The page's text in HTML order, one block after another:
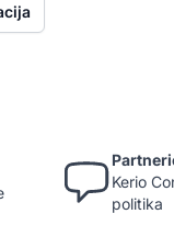
Kerio
politika